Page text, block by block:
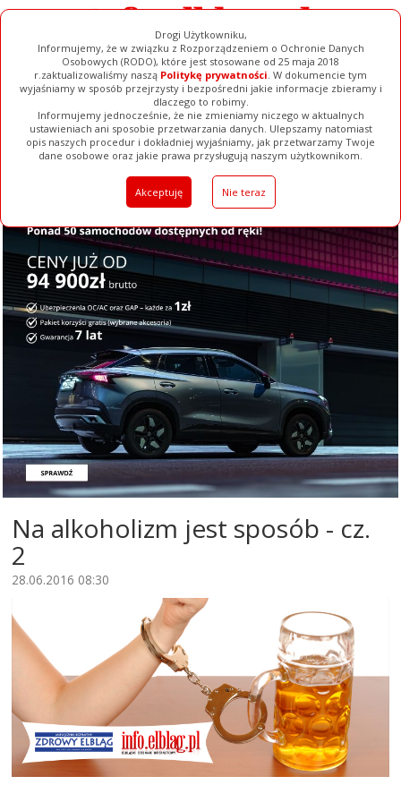
Drogi Użytkowniku,
Informujemy, że w związku z Rozporządzeniem o Ochronie Danych
Osobowych (RODO), które jest stosowane od 25 maja 2018
r.zaktualizowaliśmy naszą Politykę prywatności. W dokumencie tym
wyjaśniamy w sposób przejrzysty i bezpośredni jakie informacje zbieramy i
dlaczego to robimy.
Informujemy jednocześnie, że nie zmieniamy niczego w aktualnych
ustawieniach ani sposobie przetwarzania danych. Ulepszamy natomiast
opis naszych procedur i dokładniej wyjaśniamy, jak przetwarzamy Twoje
dane osobowe oraz jakie prawa przysługują naszym użytkownikom.
Akceptuję Nie teraz
Ogłoszenia Filmy Galerie Baza Firm Pełna Wersja
Na alkoholizm jest sposób - cz.
2
28.06.2016 08:30